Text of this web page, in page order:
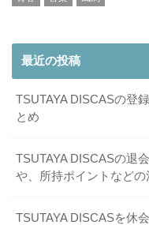
最近の投稿
TSUTAYA DISCASの登
とめ
TSUTAYA DISCASの退
や、所持ポイントなどの
TSUTAYA DISCASを休